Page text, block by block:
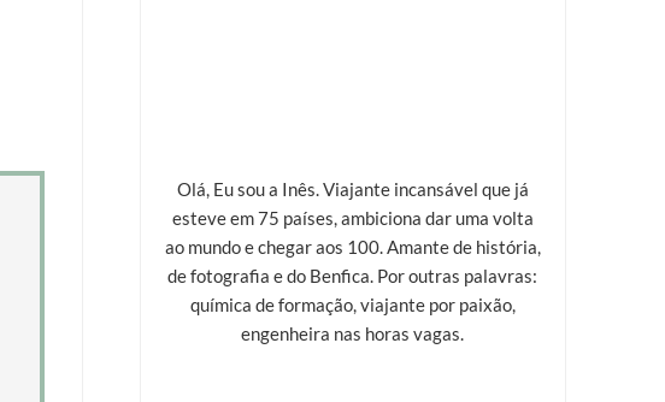
Olá, Eu sou a Inês. Viajante incansável que já
esteve em 75 países, ambiciona dar uma volta
ao mundo e chegar aos 100. Amante de história,
de fotografia e do Benfica. Por outras palavras:
química de formação, viajante por paixão,
engenheira nas horas vagas.